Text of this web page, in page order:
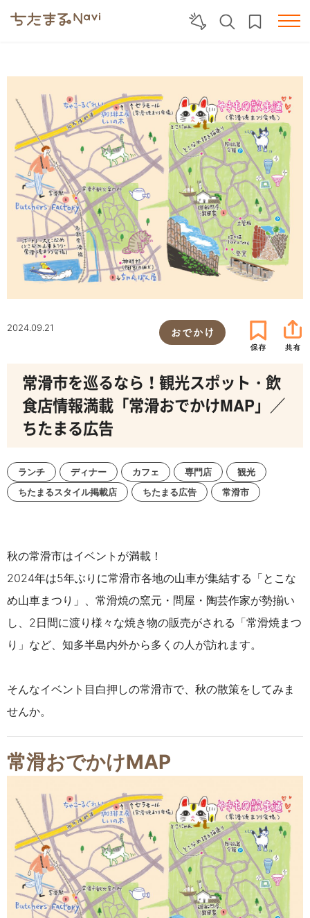
2024.09.21 おでかけ
常滑市を巡るなら！観光スポット・飲
食店情報満載「常滑おでかけMAP」／
ちたまる広告
ランチ ディナー カフェ 専門店
観光
ちたまるスタイル掲載店
ちたまる広告 常滑市
秋の常滑市はイベントが満載！
2024年は5年ぶりに常滑市各地の山車が集結する「とこな
め山車まつり」、常滑焼の窯元・問屋・陶芸作家が勢揃い
し、2日間に渡り様々な焼き物の販売がされる「常滑焼まつ
り」など、知多半島内外から多くの人が訪れます。
そんなイベント目白押しの常滑市で、秋の散策をしてみま
せんか。
常滑おでかけMAP